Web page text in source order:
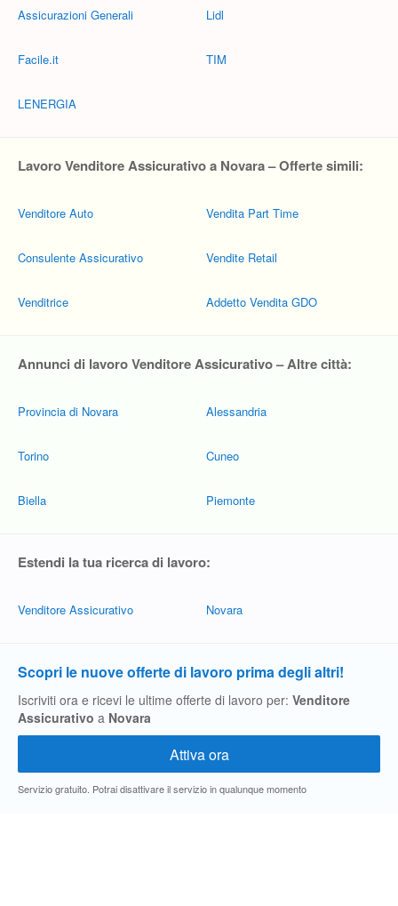
Assicurazioni Generali
Facile.it
LENERGIA
Lidl
TIM
Lavoro Venditore Assicurativo a Novara – Offerte simili:
Venditore Auto
Consulente Assicurativo
Venditrice
Vendita Part Time
Vendite Retail
Addetto Vendita GDO
Annunci di lavoro Venditore Assicurativo – Altre città:
Provincia di Novara
Torino
Biella
Alessandria
Cuneo
Piemonte
Estendi la tua ricerca di lavoro:
Venditore Assicurativo Novara
Scopri le nuove offerte di lavoro prima degli altri!
Iscriviti ora e ricevi le ultime offerte di lavoro per: Venditore
Assicurativo a Novara
Servizio gratuito. Potrai disattivare il servizio in qualunque momento